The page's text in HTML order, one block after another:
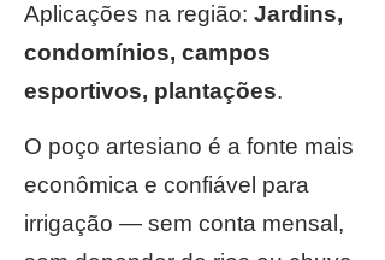
Aplicações na região: Jardins,
condomínios, campos
esportivos, plantações.
O poço artesiano é a fonte mais
econômica e confiável para
irrigação — sem conta mensal,